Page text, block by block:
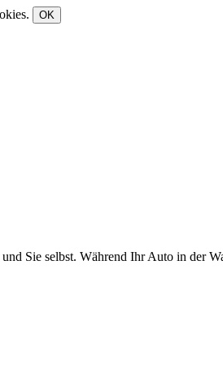
OK
Sie selbst. Während Ihr Auto in der